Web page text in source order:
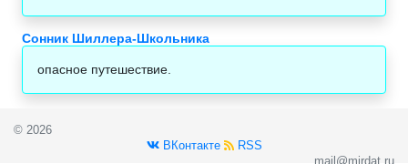
Сонник Шиллера-Школьника
опасное путешествие.
© 2026
ВКонтакте
RSS
mail@mirdat.ru